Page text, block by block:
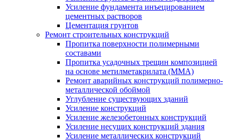
Усиление фундамента инъецированием
цементных растворов
Цементация грунтов
Ремонт строительных конструкций
Пропитка поверхности полимерными
составами
Пропитка усадочных трещин композицией
на основе метилметакрилата (ММА)
Ремонт аварийных конструкций полимерно-
металлической обоймой
Углубление существующих зданий
Усиление конструкций
Усиление железобетонных конструкций
Усиление несущих конструкций здания
Усиление металлических конструкций